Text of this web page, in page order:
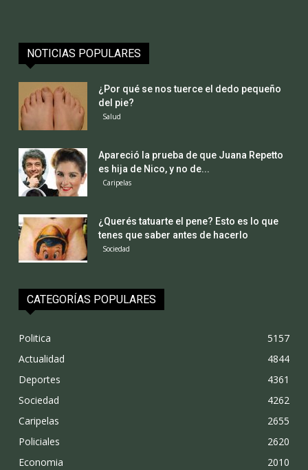
NOTICIAS POPULARES
¿Por qué se nos tuerce el dedo pequeño
del pie?
Salud
Apareció la prueba de que Juana Repetto
es hija de Nico, y no de...
Caripelas
¿Querés tatuarte el pene? Esto es lo que
tenes que saber antes de hacerlo
Sociedad
CATEGORÍAS POPULARES
Politica
5157
Actualidad
4844
Deportes
4361
Sociedad
4262
Caripelas
2655
Policiales
2620
Economia
2010